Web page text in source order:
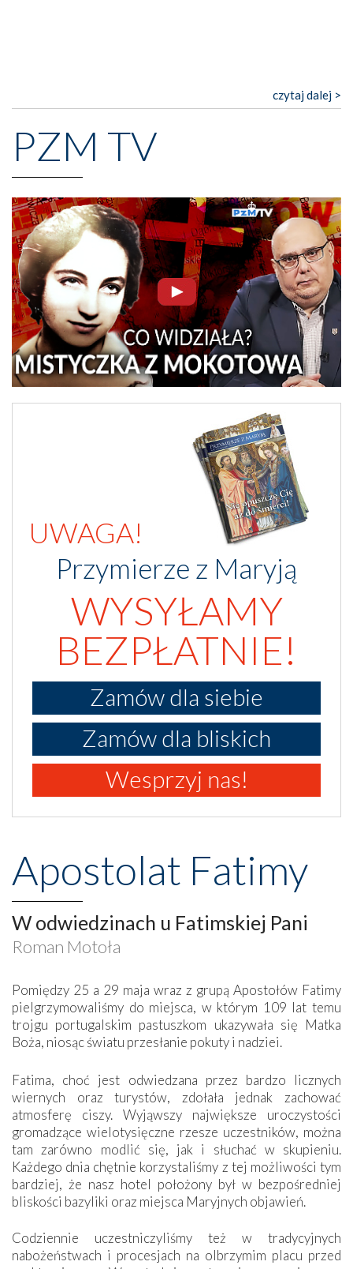
czytaj dalej >
PZM TV
UWAGA!
Przymierze z Maryją
WYSYŁAMY
BEZPŁATNIE!
Zamów dla siebie
Zamów dla bliskich
Wesprzyj nas!
Apostolat Fatimy
W odwiedzinach u Fatimskiej Pani
Roman Motoła
Pomiędzy 25 a 29 maja wraz z grupą Apostołów Fatimy
pielgrzymowaliśmy do miejsca, w którym 109 lat temu
trojgu portugalskim pastuszkom ukazywała się Matka
Boża, niosąc światu przesłanie pokuty i nadziei.
Fatima, choć jest odwiedzana przez bardzo licznych
wiernych oraz turystów, zdołała jednak zachować
atmosferę ciszy. Wyjąwszy największe uroczystości
gromadzące wielotysięczne rzesze uczestników, można
tam zarówno modlić się, jak i słuchać w skupieniu.
Każdego dnia chętnie korzystaliśmy z tej możliwości tym
bardziej, że nasz hotel położony był w bezpośredniej
bliskości bazyliki oraz miejsca Maryjnych objawień.
Codziennie uczestniczyliśmy też w tradycyjnych
nabożeństwach i procesjach na olbrzymim placu przed